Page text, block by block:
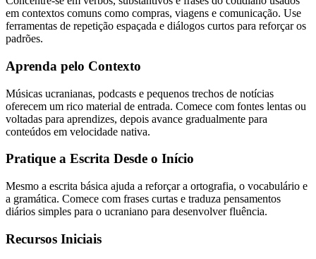
em contextos comuns como compras, viagens e comunicação. Use
ferramentas de repetição espaçada e diálogos curtos para reforçar os
padrões.
Aprenda pelo Contexto
Músicas ucranianas, podcasts e pequenos trechos de notícias
oferecem um rico material de entrada. Comece com fontes lentas ou
voltadas para aprendizes, depois avance gradualmente para
conteúdos em velocidade nativa.
Pratique a Escrita Desde o Início
Mesmo a escrita básica ajuda a reforçar a ortografia, o vocabulário e
a gramática. Comece com frases curtas e traduza pensamentos
diários simples para o ucraniano para desenvolver fluência.
Recursos Iniciais